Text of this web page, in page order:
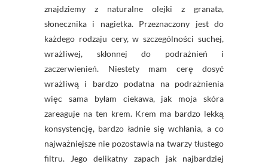
znajdziemy z naturalne olejki z granata,
słonecznika i nagietka. Przeznaczony jest do
każdego rodzaju cery, w szczególności suchej,
wrażliwej, skłonnej do podrażnień i
zaczerwienień. Niestety mam cerę dosyć
wrażliwą i bardzo podatna na podrażnienia
więc sama byłam ciekawa, jak moja skóra
zareaguje na ten krem. Krem ma bardzo lekką
konsystencję, bardzo ładnie się wchłania, a co
najważniejsze nie pozostawia na twarzy tłustego
filtru. Jego delikatny zapach jak najbardziej